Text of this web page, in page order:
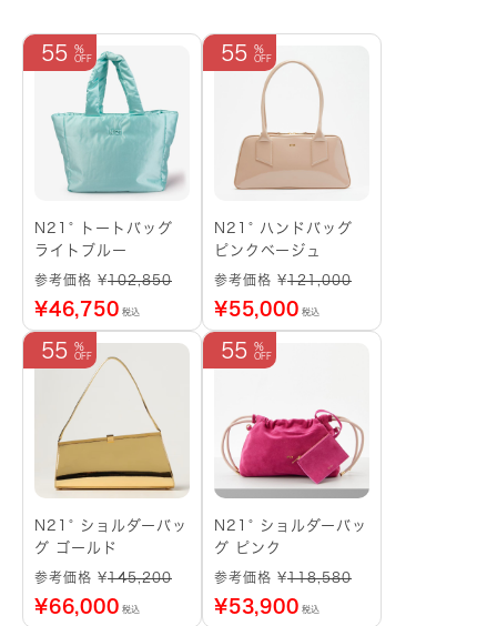
55
N21° トートバッグ
ライトブルー
参考価格 ¥102,850
¥46,750 税込
55
N21° ハンドバッグ
ピンクベージュ
参考価格 ¥121,000
¥55,000 税込
55
N21° ショルダーバッ
グ ゴールド
参考価格 ¥145,200
¥66,000 税込
55
N21° ショルダーバッ
グ ピンク
参考価格 ¥118,580
¥53,900 税込